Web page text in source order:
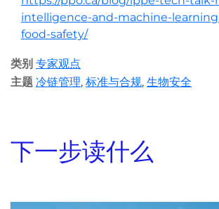
intelligence-and-machine-
food-safety/
类别 专家观点
主题 冷链管理, 标准与合规, 生物安全
下一步读什么